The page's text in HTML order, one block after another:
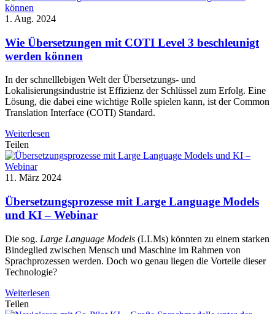
1. Aug. 2024
Wie Übersetzungen mit COTI Level 3 beschleunigt
werden können
In der schnelllebigen Welt der Übersetzungs- und
Lokalisierungsindustrie ist Effizienz der Schlüssel zum Erfolg. Eine
Lösung, die dabei eine wichtige Rolle spielen kann, ist der Common
Translation Interface (COTI) Standard.
Weiterlesen
Teilen
11. März 2024
Übersetzungsprozesse mit Large Language Models
und KI – Webinar
Die sog. Large Language Models (LLMs) könnten zu einem starken
Bindeglied zwischen Mensch und Maschine im Rahmen von
Sprachprozessen werden. Doch wo genau liegen die Vorteile dieser
Technologie?
Weiterlesen
Teilen